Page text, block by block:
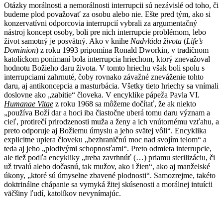
Otázky morálnosti a nemorálnosti interrupcii sú nezávislé od toho, či
budeme plod považovať za osobu alebo nie. Ešte pred tým, ako si
konzervatívni odporcovia interrupcií vybrali za argumentačný
nástroj koncept osoby, boli pre nich interrupcie problémom, lebo
život samotný je posvätný. Ako v knihe Nadvláda života (Life’s
Dominion) z roku 1993 pripomína Ronald Dworkin, v tradičnom
katolíckom ponímaní bola interrupcia hriechom, ktorý znevažoval
hodnotu Božieho daru života. V tomto hriechu však boli spolu s
interrupciami zahrnuté, čoby rovnako závažné zneváženie tohto
daru, aj antikoncepcia a masturbácia. Všetky tieto hriechy sa vnímali
doslovne ako „zabitie“ človeka. V encyklike pápeža Pavla VI.
Humanae Vitae z roku 1968 sa môžeme dočítať, že ak niekto
„používa Boží dar a hoci iba čiastočne uberá tomu daru význam a
cieľ, protirečí prirodzenosti muža a ženy a ich vnútornému vzťahu, a
preto odporuje aj Božiemu úmyslu a jeho svätej vôli“. Encyklika
explicitne upiera človeku „bezhraničnú moc nad svojím telom“ a
teda aj jeho „plodivými schopnosťami“. Preto odmieta interrupcie,
ale tiež podľa encykliky „treba zavrhnúť (…) priamu sterilizáciu, či
už trvalú alebo dočasnú, tak mužov, ako i žien“, ako aj manželské
úkony, „ktoré sú úmyselne zbavené plodnosti“. Samozrejme, takéto
doktrinálne chápanie sa vymyká žitej skúsenosti a morálnej intuícii
väčšiny ľudí, katolíkov nevynímajúc.